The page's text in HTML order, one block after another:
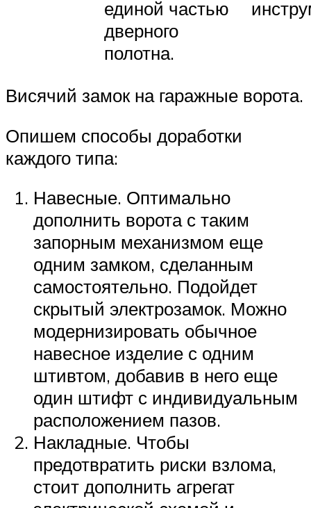
единой частью
дверного
полотна.
Висячий замок на гаражные ворота.
Опишем способы доработки
каждого типа:
Навесные. Оптимально
дополнить ворота с таким
запорным механизмом еще
одним замком, сделанным
самостоятельно. Подойдет
скрытый электрозамок. Можно
модернизировать обычное
навесное изделие с одним
штивтом, добавив в него еще
один штифт с индивидуальным
расположением пазов.
Накладные. Чтобы
предотвратить риски взлома,
стоит дополнить агрегат